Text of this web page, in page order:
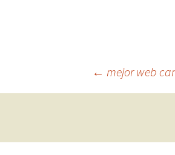
Navegación
← mejor web